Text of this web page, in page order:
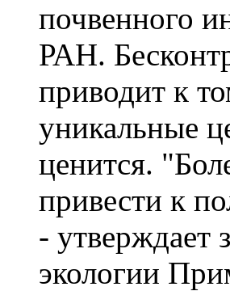
почвенного
РАН.
приводит к
уникальные
ценится.
привести к
- утверждает
экологии